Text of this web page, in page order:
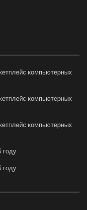
компьютерных
компьютерных
компьютерных
году
году